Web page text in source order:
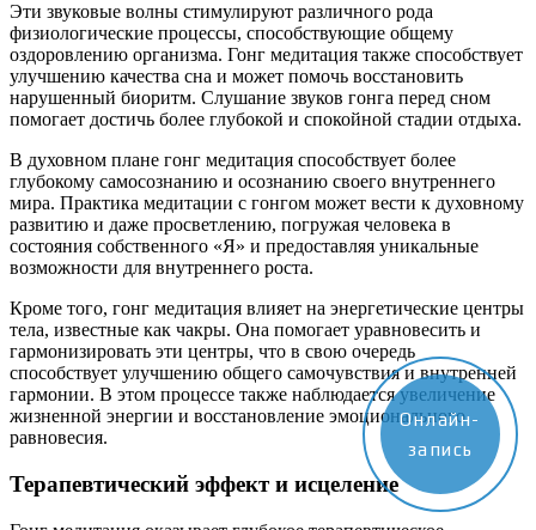
Эти звуковые волны стимулируют различного рода
физиологические процессы, способствующие общему
оздоровлению организма. Гонг медитация также способствует
улучшению качества сна и может помочь восстановить
нарушенный биоритм. Слушание звуков гонга перед сном
помогает достичь более глубокой и спокойной стадии отдыха.
В духовном плане гонг медитация способствует более
глубокому самосознанию и осознанию своего внутреннего
мира. Практика медитации с гонгом может вести к духовному
развитию и даже просветлению, погружая человека в
состояния собственного «Я» и предоставляя уникальные
возможности для внутреннего роста.
Кроме того, гонг медитация влияет на энергетические центры
тела, известные как чакры. Она помогает уравновесить и
гармонизировать эти центры, что в свою очередь
способствует улучшению общего самочувствия и внутренней
гармонии. В этом процессе также наблюдается увеличение
жизненной энергии и восстановление эмоционального
равновесия.
Терапевтический эффект и исцеление
Онлайн-
запись